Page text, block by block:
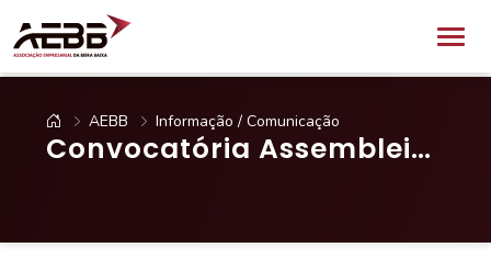
AEBB Informação / Comunicação
Convocatória Assembleia